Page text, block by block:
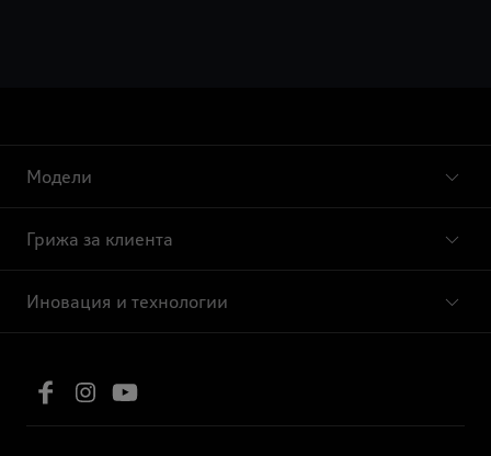
Модели
Грижа за клиента
Иновация и технологии